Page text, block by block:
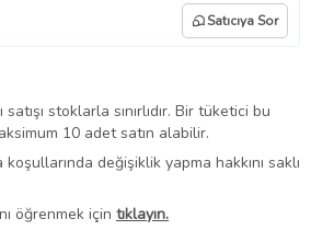
Satıcıya Sor
stoklarla sınırlıdır. Bir tüketici bu
10 adet satın alabilir.
değişiklik yapma hakkını saklı
öğrenmek için tıklayın.